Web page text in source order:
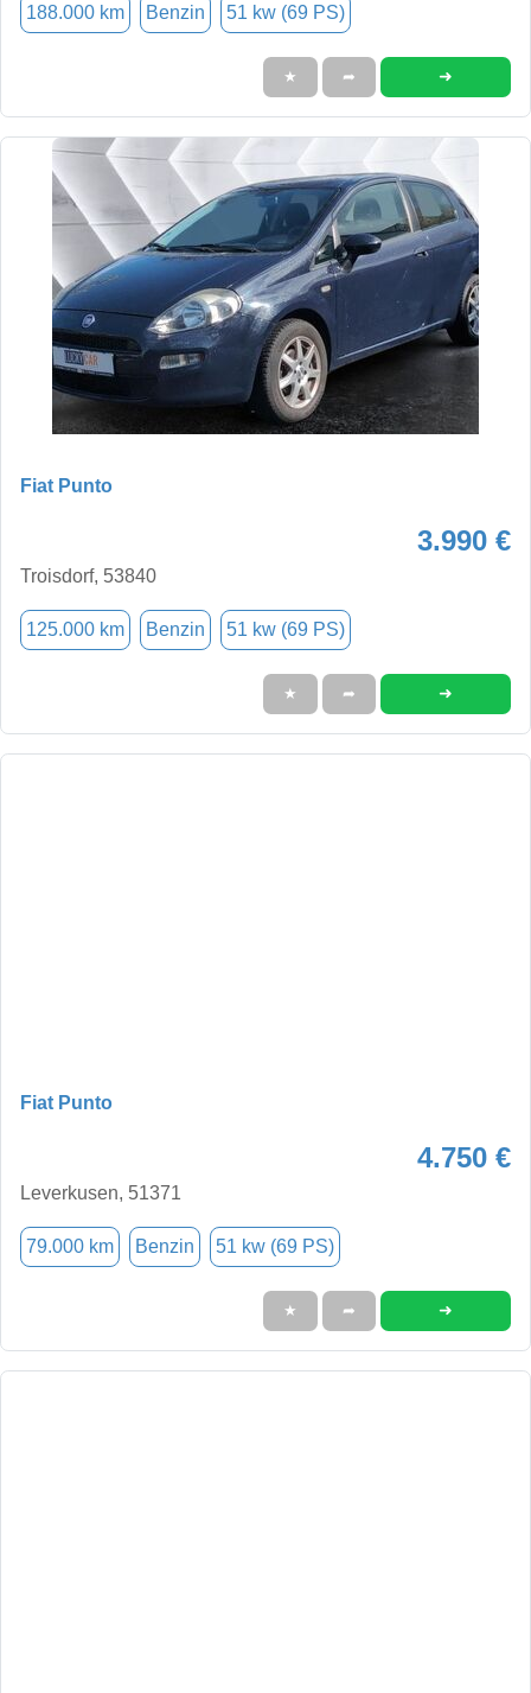
188.000 km Benzin 51 kw (69 PS)
★ ➦ ➜
Fiat Punto
3.990 €
Troisdorf, 53840
125.000 km Benzin 51 kw (69 PS)
★ ➦ ➜
Fiat Punto
4.750 €
Leverkusen, 51371
79.000 km Benzin 51 kw (69 PS)
★ ➦ ➜